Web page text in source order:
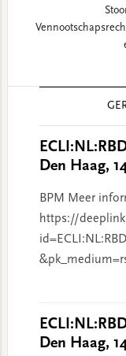
Den Haag,
BPM Meer
https://
Den Haag,